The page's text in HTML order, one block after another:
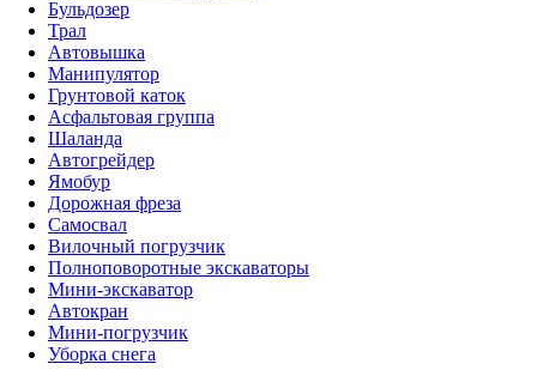
Бульдозер
Трал
Автовышка
Манипулятор
Грунтовой каток
Асфальтовая группа
Шаланда
Автогрейдер
Ямобур
Дорожная фреза
Самосвал
Вилочный погрузчик
Полноповоротные экскаваторы
Мини-экскаватор
Автокран
Мини-погрузчик
Уборка снега